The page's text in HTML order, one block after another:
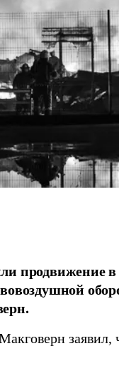
продвижение
заявил,